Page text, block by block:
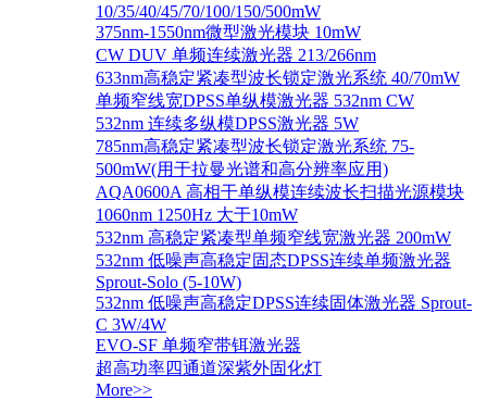
10/35/40/45/70/100/150/500mW
375nm-1550nm微型激光模块 10mW
CW DUV 单频连续激光器 213/266nm
633nm高稳定紧凑型波长锁定激光系统 40/70mW
单频窄线宽DPSS单纵模激光器 532nm CW
532nm 连续多纵模DPSS激光器 5W
785nm高稳定紧凑型波长锁定激光系统 75-
500mW(用于拉曼光谱和高分辨率应用)
AQA0600A 高相干单纵模连续波长扫描光源模块
1060nm 1250Hz 大于10mW
532nm 高稳定紧凑型单频窄线宽激光器 200mW
532nm 低噪声高稳定固态DPSS连续单频激光器
Sprout‐Solo (5-10W)
532nm 低噪声高稳定DPSS连续固体激光器 Sprout-
C 3W/4W
EVO-SF 单频窄带铒激光器
超高功率四通道深紫外固化灯
More>>